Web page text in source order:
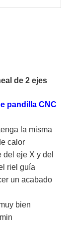
de 2 ejes
pandilla CNC
la misma
calor
del eje X y del
riel guía
un acabado
bien